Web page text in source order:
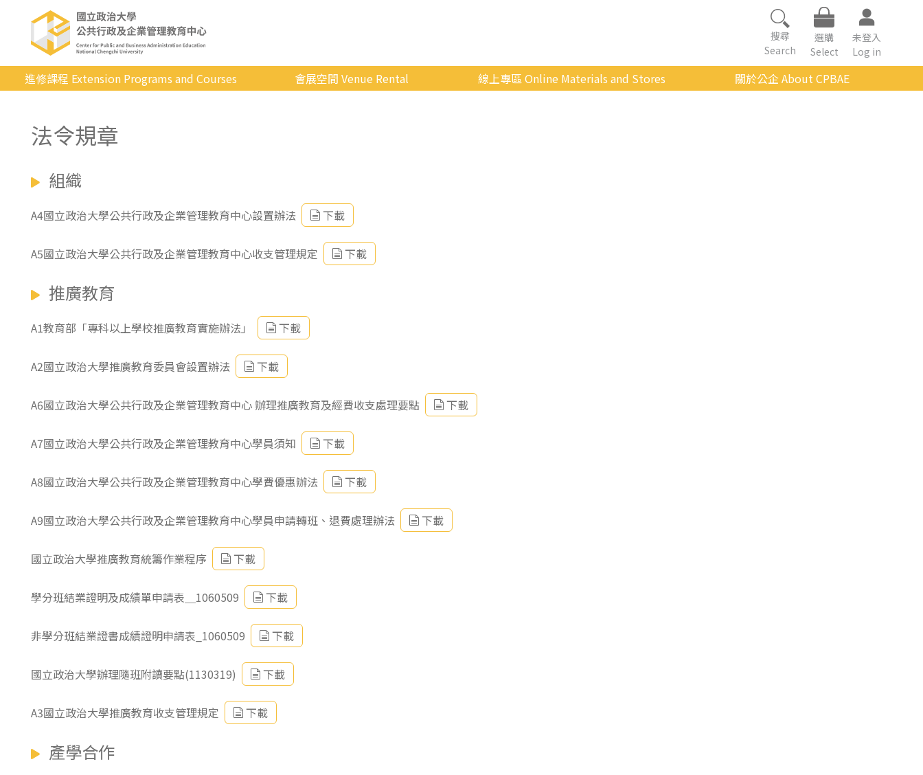
搜尋
Search
選購
Select
未登入
Log in
進修課程 Extension Programs and Courses
專業/學分
科技/生活
東南亞語
採購專業
隨班附讀
會展空間 Venue Rental
會展快訊
歷年活動
線上專區 Online Materials and Stores
關於公企 About CPBAE
法令規章
組織
A4國立政治大學公共行政及企業管理教育中心設置辦法 下載
A5國立政治大學公共行政及企業管理教育中心收支管理規定 下載
推廣教育
A1教育部「專科以上學校推廣教育實施辦法」 下載
A2國立政治大學推廣教育委員會設置辦法 下載
A6國立政治大學公共行政及企業管理教育中心 辦理推廣教育及經費收支處理要點 下載
A7國立政治大學公共行政及企業管理教育中心學員須知 下載
A8國立政治大學公共行政及企業管理教育中心學費優惠辦法 下載
A9國立政治大學公共行政及企業管理教育中心學員申請轉班、退費處理辦法 下載
國立政治大學推廣教育統籌作業程序 下載
學分班結業證明及成績單申請表＿1060509 下載
非學分班結業證書成績證明申請表_1060509 下載
國立政治大學辦理隨班附讀要點(1130319) 下載
A3國立政治大學推廣教育收支管理規定 下載
產學合作